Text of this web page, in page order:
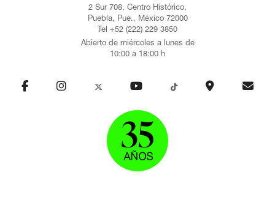
2 Sur 708, Centro Histórico,
Puebla, Pue., México 72000
Tel +52 (222) 229 3850
Abierto de miércoles a lunes de
10:00 a 18:00 h